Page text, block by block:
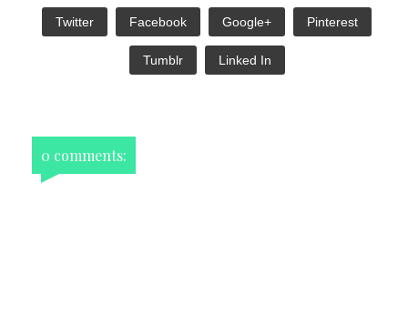
Twitter Facebook Google+ Pinterest
Tumblr Linked In
0 comments: